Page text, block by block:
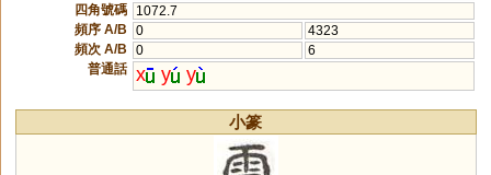
四角號碼
1072.7
頻序 A/B
0
4323
頻次 A/B
0
6
普通話 x y y
小篆